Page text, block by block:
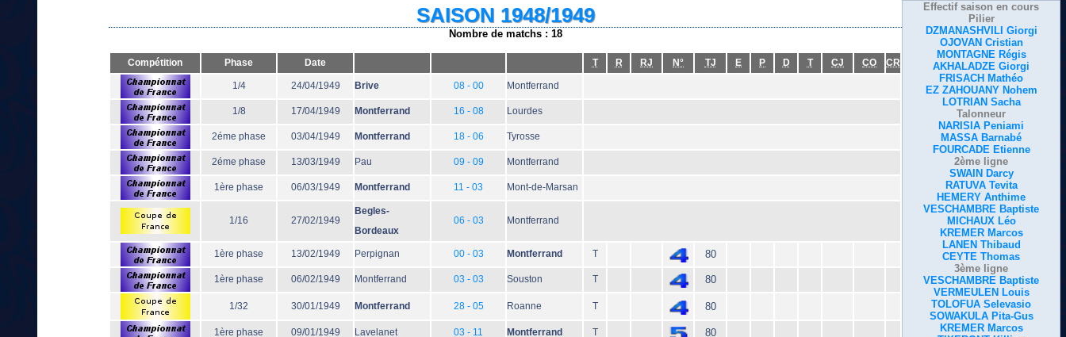
Effectif saison en cours
Pilier
DZMANASHVILI Giorgi
OJOVAN Cristian
MONTAGNE Régis
AKHALADZE Giorgi
FRISACH Mathéo
EZ ZAHOUANY Nohem
LOTRIAN Sacha
Talonneur
NARISIA Peniami
MASSA Barnabé
FOURCADE Etienne
2ème ligne
SWAIN Darcy
RATUVA Tevita
HEMERY Anthime
VESCHAMBRE Baptiste
MICHAUX Léo
KREMER Marcos
LANEN Thibaud
CEYTE Thomas
3ème ligne
VESCHAMBRE Baptiste
VERMEULEN Louis
TOLOFUA Selevasio
SOWAKULA Pita-Gus
KREMER Marcos
SAISON 1948/1949
Nombre de matchs : 18
Compétition Phase Date T R RJ N° TJ E P D T CJ CO CR
1/4 24/04/1949 Brive 08 - 00 Montferrand
1/8 17/04/1949 Montferrand 16 - 08 Lourdes
2éme phase 03/04/1949 Montferrand 18 - 06 Tyrosse
2éme phase 13/03/1949 Pau 09 - 09 Montferrand
1ère phase 06/03/1949 Montferrand 11 - 03 Mont-de-Marsan
1/16 27/02/1949
Begles-
Bordeaux
06 - 03 Montferrand
1ère phase 13/02/1949 Perpignan 00 - 03 Montferrand T 80
1ère phase 06/02/1949 Montferrand 03 - 03 Souston T 80
1/32 30/01/1949 Montferrand 28 - 05 Roanne T 80
1ère phase 09/01/1949 Lavelanet 03 - 11 Montferrand T 80